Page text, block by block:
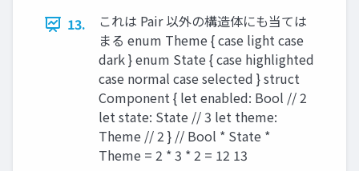
13.
これは Pair 以外の構造体にも当ては
まる enum Theme { case light case
dark } enum State { case highlighted
case normal case selected } struct
Component { let enabled: Bool // 2
let state: State // 3 let theme:
Theme // 2 } // Bool * State *
Theme = 2 * 3 * 2 = 12 13